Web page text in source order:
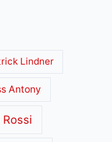
Lindner
Antony
Rossi